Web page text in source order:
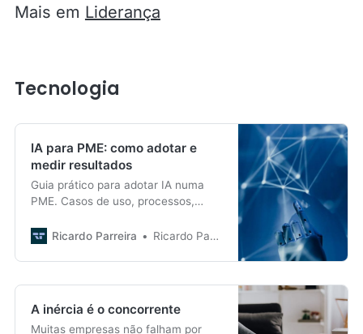
Mais em Liderança
Tecnologia
IA para PME: como adotar e
medir resultados
Guia prático para adotar IA numa
PME. Casos de uso, processos,
segurança, embaixadores e plano
Ricardo Parreira Ricardo Parreira
A inércia é o concorrente
Muitas empresas não falham por